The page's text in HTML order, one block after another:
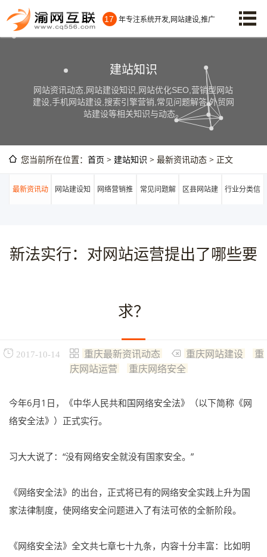
17 年专注系统开发,网站建设,推广
建站知识
网站资讯动态,网站建设知识,网站优化SEO,营销型网站
建设,手机网站建设,搜索引擎营销,常见问题解答,外贸网
站建设等相关知识与动态。
您当前所在位置： 首页 > 建站知识 > 最新资讯动态 > 正文
最新资讯动 网站建设知 网络营销推 常见问题解 区县网站建 行业分类信
新法实行：对网站运营提出了哪些要
求？
2017-10-14 重庆最新资讯动态 重庆网站建设
重
庆网站运营
重庆网络安全
今年6月1日，《中华人民共和国网络安全法》（以下简称《网
络安全法》）正式实行。
习大大说了：“没有网络安全就没有国家安全。”
《网络安全法》的出台，正式将已有的网络安全实践上升为国
家法律制度，使网络安全问题进入了有法可依的全新阶段。
《网络安全法》全文共七章七十九条，内容十分丰富： 比如明